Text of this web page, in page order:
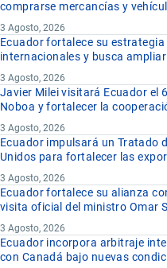
comprarse mercancías y
3 Agosto, 2026
Ecuador fortalece su
internacionales y busca
3 Agosto, 2026
Javier Milei visitará Ecuador el
Noboa y fortalecer la
3 Agosto, 2026
Ecuador impulsará un Tratado
Unidos para fortalecer las
3 Agosto, 2026
Ecuador fortalece su alianza
visita oficial del ministro Omar
3 Agosto, 2026
Ecuador incorpora arbitraje
con Canadá bajo nuevas